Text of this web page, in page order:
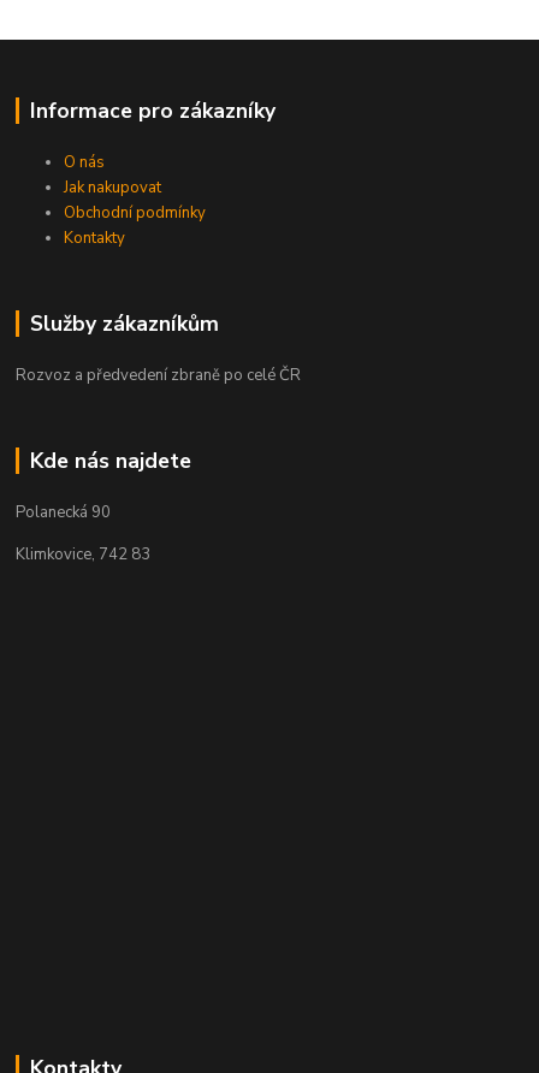
Informace pro zákazníky
O nás
Jak nakupovat
Obchodní podmínky
Kontakty
Služby zákazníkům
Rozvoz a předvedení zbraně po celé ČR
Kde nás najdete
Polanecká 90
Klimkovice, 742 83